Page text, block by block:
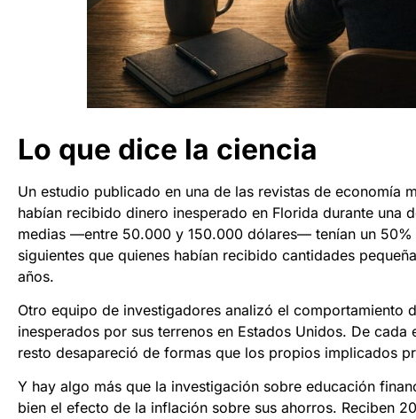
Lo que dice la ciencia
Un estudio publicado en una de las revistas de economía
habían recibido dinero inesperado en Florida durante una
medias —entre 50.000 y 150.000 dólares— tenían un
siguientes que quienes habían recibido cantidades
años.
Otro equipo de investigadores analizó el
inesperados por sus terrenos en Estados Unidos. De
resto desapareció de formas que los propios implicados
Y hay algo más que la investigación sobre educación
bien el efecto de la inflación sobre sus ahorros. Reciben